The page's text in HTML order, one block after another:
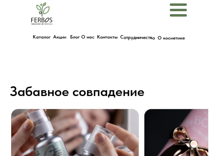
Каталог Акции Блог О нас Контакты Сотрудничество О косметике
Забавное совпадение